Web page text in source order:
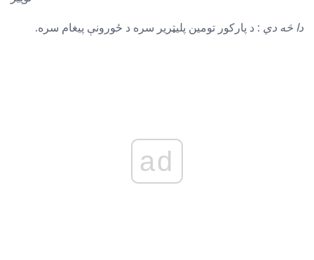
دا څه دي : د پارکور تومین پلیټریر سره د ځورونې پیغام سره.
ad